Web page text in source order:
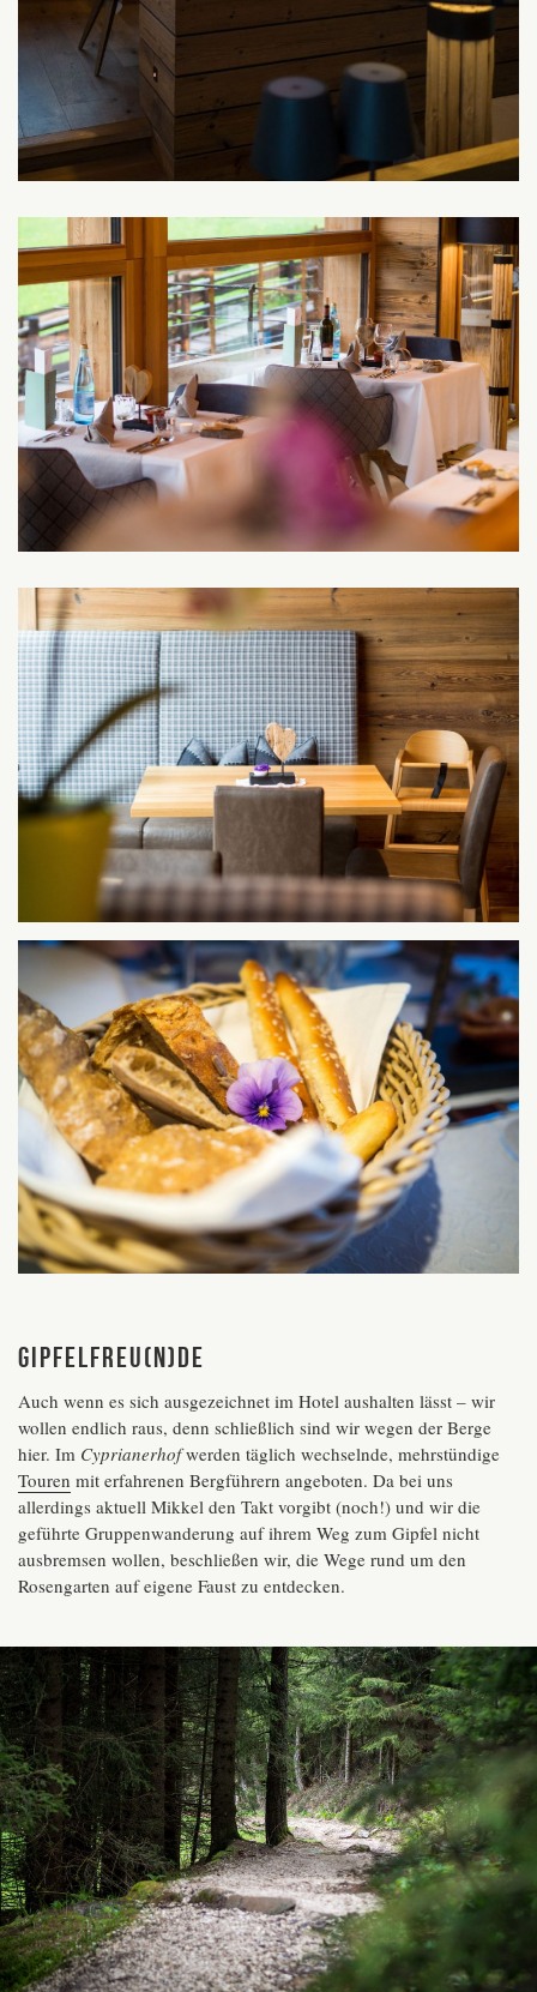
Gipfelfreu(n)de
Auch wenn es sich ausgezeichnet im Hotel aushalten lässt – wir
wollen endlich raus, denn schließlich sind wir wegen der Berge
hier. Im Cyprianerhofwerden täglich wechselnde, mehrstündige
Touren mit erfahrenen Bergführern angeboten. Da bei uns
allerdings aktuell Mikkel den Takt vorgibt (noch!) und wir die
geführte Gruppenwanderung auf ihrem Weg zum Gipfel nicht
ausbremsen wollen, beschließen wir, die Wege rund um den
Rosengarten auf eigene Faust zu entdecken.